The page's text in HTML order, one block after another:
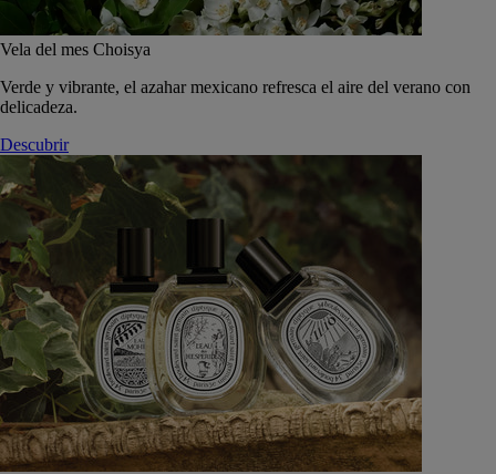
Vela del mes Choisya
Verde y vibrante, el azahar mexicano refresca el aire del verano con
delicadeza.
Descubrir